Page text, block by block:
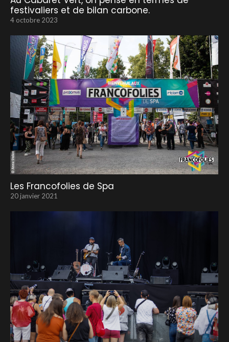
festivaliers et de bilan carbone.
4 octobre 2023
Les Francofolies de Spa
20 janvier 2021